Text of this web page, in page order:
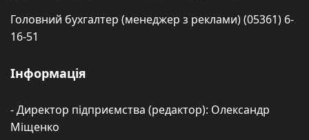
Головний бухгалтер (менеджер з реклами) (05361) 6-
16-51
Інформація
- Директор підприємства (редактор): Олександр
Міщенко